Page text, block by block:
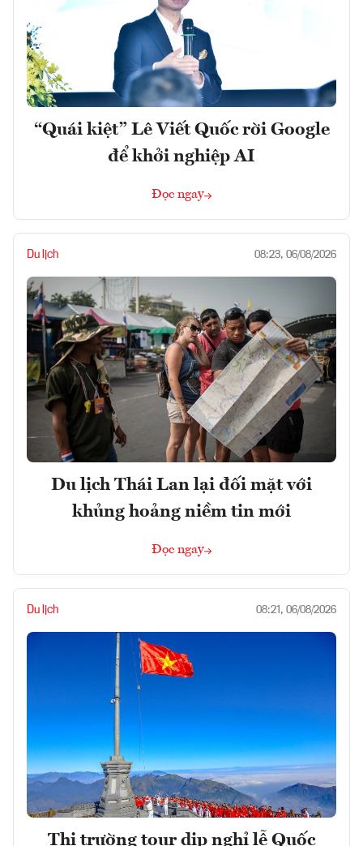
“Quái kiệt” Lê Viết Quốc rời Google
để khởi nghiệp AI
Đọc ngay
Du lịch 08:23, 06/08/2026
Du lịch Thái Lan lại đối mặt với
khủng hoảng niềm tin mới
Đọc ngay
Du lịch 08:21, 06/08/2026
Thị trường tour dịp nghỉ lễ Quốc